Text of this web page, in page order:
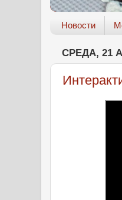
Новости
СРЕДА, 21